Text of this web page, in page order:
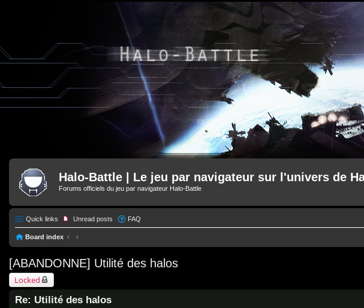
Halo-Battle | Le jeu par navigateur sur l'univers de
Forums officiels du jeu par navigateur Halo-Battle
Quick links Unread posts FAQ
Board index
[ABANDONNE] Utilité des halos
Locked
Re: Utilité des halos